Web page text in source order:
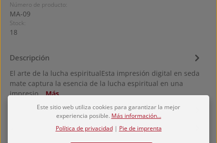
Número de producto:
MA-09
Stock:
18
Descripción
El arte de la lucha espiritualEsta impresión digital en seda
mate captura la esencia de la lucha espiritual en una
impresio…Más
HerstellerEste sitio web utiliza cookies para garantizar la mejor
experiencia posible. Más información...
Política de privacidad| Pie de imprenta